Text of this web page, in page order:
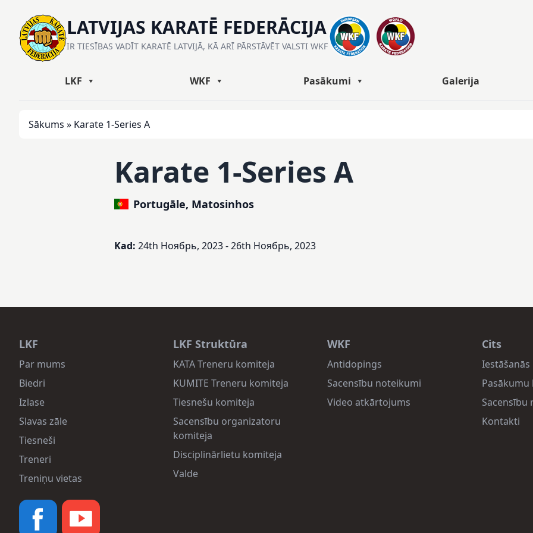
LATVIJAS KARATĒ FEDERĀCIJA
IR TIESĪBAS VADĪT KARATĒ LATVIJĀ, KĀ ARĪ PĀRSTĀVĒT VALSTI WKF
LKF WKF Pasākumi Galerija
Sākums » Karate 1-Series A
Karate 1-Series A
Portugāle, Matosinhos
Kad: 24th Ноябрь, 2023 - 26th Ноябрь, 2023
LKF
Par mums
Biedri
Izlase
Slavas zāle
Tiesneši
Treneri
Treniņu vietas
LKF Struktūra
KATA Treneru komiteja
KUMITE Treneru komiteja
Tiesnešu komiteja
Sacensību organizatoru
komiteja
Disciplinārlietu komiteja
Valde
WKF
Antidopings
Sacensību noteikumi
Video atkārtojums
Cits
Pasākumu
Sacensību
Kontakti